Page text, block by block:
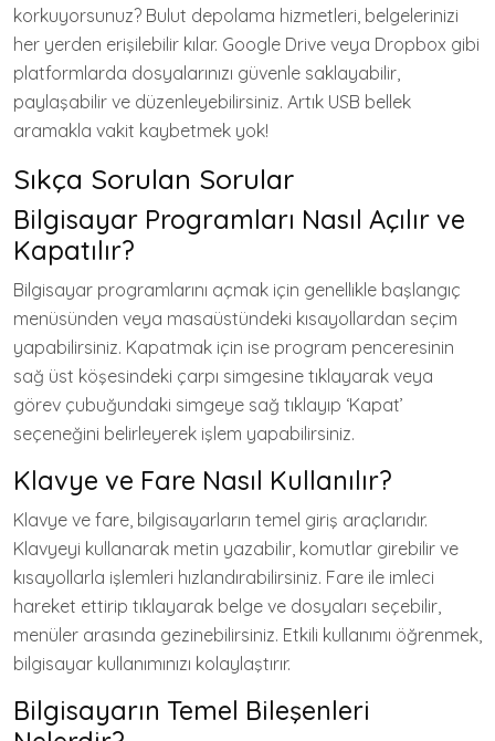
korkuyorsunuz? Bulut depolama hizmetleri, belgelerinizi
her yerden erişilebilir kılar. Google Drive veya Dropbox gibi
platformlarda dosyalarınızı güvenle saklayabilir,
paylaşabilir ve düzenleyebilirsiniz. Artık USB bellek
aramakla vakit kaybetmek yok!
Sıkça Sorulan Sorular
Bilgisayar Programları Nasıl Açılır ve
Kapatılır?
Bilgisayar programlarını açmak için genellikle başlangıç
menüsünden veya masaüstündeki kısayollardan seçim
yapabilirsiniz. Kapatmak için ise program penceresinin
sağ üst köşesindeki çarpı simgesine tıklayarak veya
görev çubuğundaki simgeye sağ tıklayıp ‘Kapat’
seçeneğini belirleyerek işlem yapabilirsiniz.
Klavye ve Fare Nasıl Kullanılır?
Klavye ve fare, bilgisayarların temel giriş araçlarıdır.
Klavyeyi kullanarak metin yazabilir, komutlar girebilir ve
kısayollarla işlemleri hızlandırabilirsiniz. Fare ile imleci
hareket ettirip tıklayarak belge ve dosyaları seçebilir,
menüler arasında gezinebilirsiniz. Etkili kullanımı öğrenmek,
bilgisayar kullanımınızı kolaylaştırır.
Bilgisayarın Temel Bileşenleri